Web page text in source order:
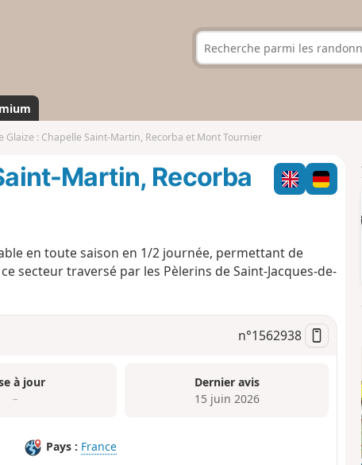
Glaize : Chapelle Saint-Martin, Recorba et Mont Tournier
Martin, Recorba
en toute saison en 1/2 journée, permettant de
secteur traversé par les Pèlerins de Saint-Jacques-de-
n°1562938
à jour
–
Dernier avis
15 juin 2026
Pays : France